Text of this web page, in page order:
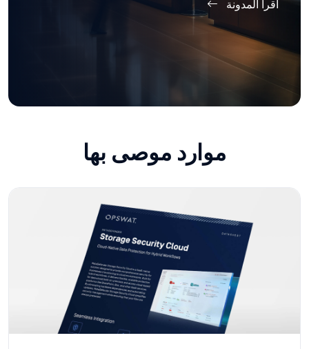
اقرأ المدونة
موارد موصى بها